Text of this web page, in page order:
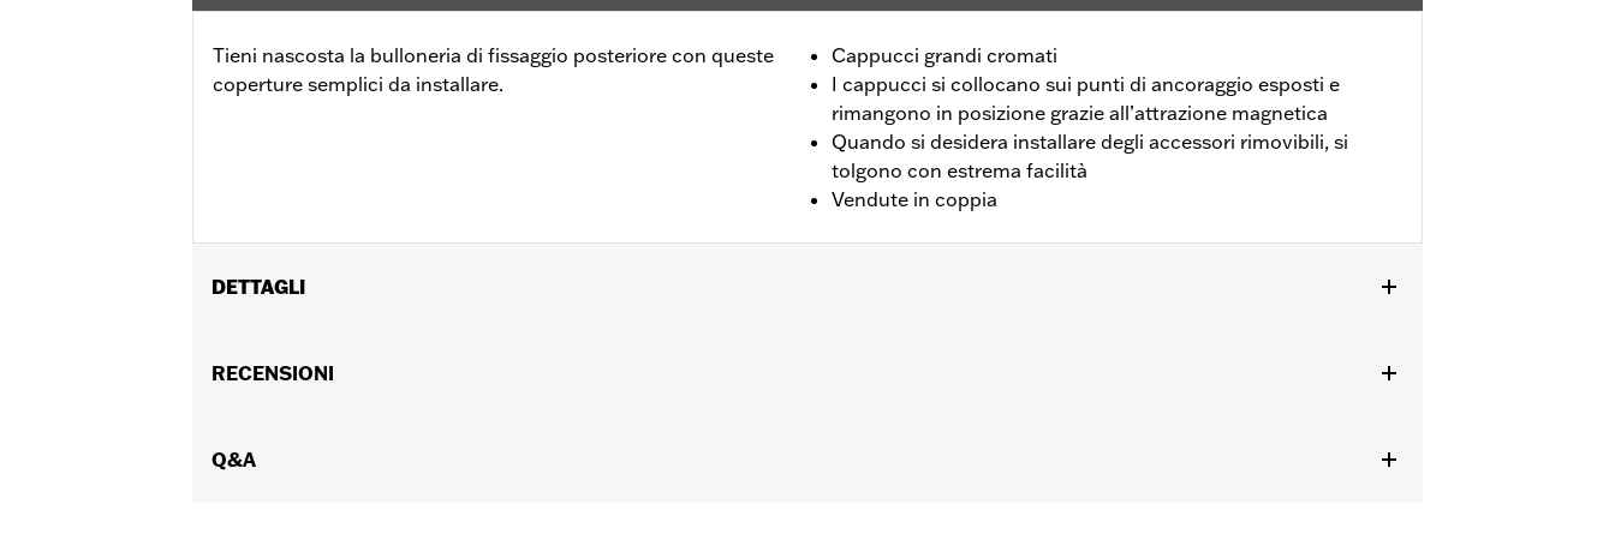
Tieni nascosta la bulloneria di fissaggio posteriore con queste
coperture semplici da installare.
Cappucci grandi cromati
I cappucci si collocano sui punti di ancoraggio esposti e
rimangono in posizione grazie all’attrazione magnetica
Quando si desidera installare degli accessori rimovibili, si
tolgono con estrema facilità
Vendute in coppia
DETTAGLI
presente catalogo o alla sezione Parti e accessori del sito www.harley-davidson.com.
Contenuto della confezione:
RECENSIONI
Q&A